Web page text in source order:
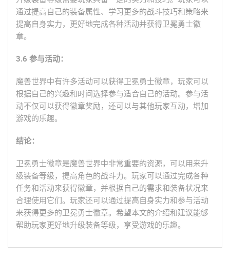
通过提高自己的装备属性、学习更多的战斗技巧和策略来
提高自身实力，更好地完成各种活动并获得卫冕勇士徽
章。
3.6 参与活动：
魔兽世界中有许多活动可以获得卫冕勇士徽章，玩家可以
根据自己的兴趣和时间选择参与适合自己的活动。参与活
动不仅可以获得徽章奖励，还可以与其他玩家互动，增加
游戏的乐趣。
结论：
卫冕勇士徽章是魔兽世界中非常重要的资源，可以用来升
级装备等级，提高角色的战斗力。玩家可以通过完成各种
任务和活动来获得徽章，并根据自己的需求和装备状况来
合理使用它们。玩家还可以通过提高自身实力和参与活动
来获得更多的卫冕勇士徽章。希望本文的介绍和建议能够
帮助玩家更好地升级装备等级，享受游戏的乐趣。